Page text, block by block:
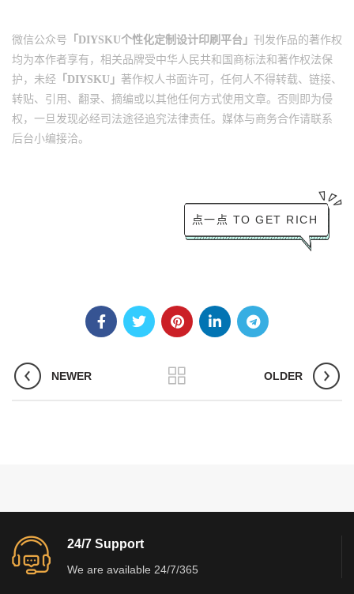
微信公众号 「DIYSKU个性化定制设计印刷平台」 刊发作品的著作权
均为本作者享有，相关品牌受中华人民共和国商标法和著作权法保
护，未经 「DIYSKU」 著作权人书面许可，任何人不得转载、链接、
转贴、引用、翻录、摘编或以其他任何方式使用文章。否则即为侵
权，一旦发现必经司法途径追究法律责任。 媒体与商务合作请联系
后台小编接洽。
点一点 TO GET RICH
NEWER OLDER
24/7 Support
We are available 24/7/365